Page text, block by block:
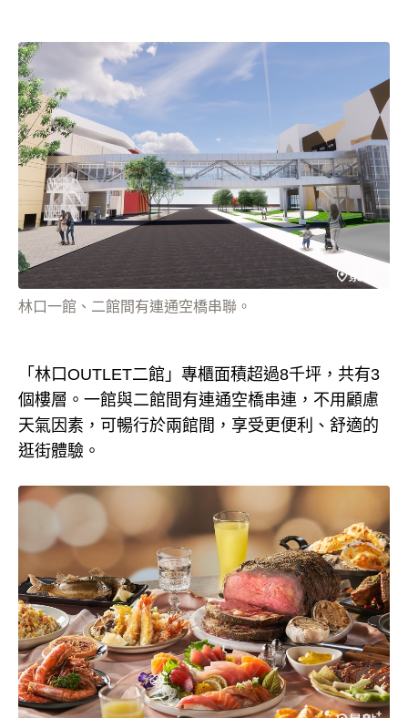
林口一館、二館間有連通空橋串聯。
「林口OUTLET二館」專櫃面積超過8千坪，共有3
個樓層。一館與二館間有連通空橋串連，不用顧慮
天氣因素，可暢行於兩館間，享受更便利、舒適的
逛街體驗。